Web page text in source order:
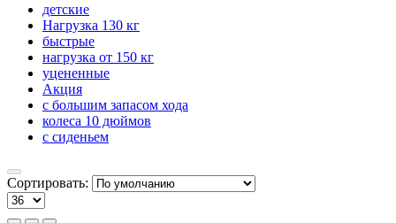
детские
Нагрузка 130 кг
быстрые
нагрузка от 150 кг
уцененные
Акция
с большим запасом хода
колеса 10 дюймов
с сиденьем
Сортировать: